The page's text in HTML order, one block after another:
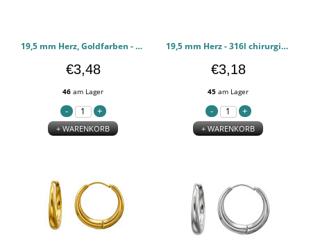
19,5 mm Herz, Goldfarben - 316l chirurgischen Edelstahl Ohrringe PCJW51296
€3,48
46 am Lager
+ WARENKORB
19,5 mm Herz - 316l chirurgischen Edelstahl Ohrringe PCJW51295
€3,18
45 am Lager
+ WARENKORB